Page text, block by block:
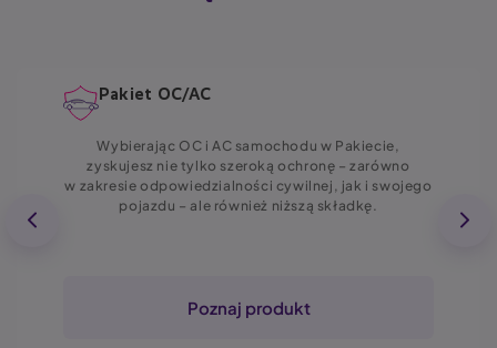
Pakiet OC/AC
Wybierając OC i AC samochodu w Pakiecie,
zyskujesz nie tylko szeroką ochronę – zarówno
w zakresie odpowiedzialności cywilnej, jak i swojego
pojazdu – ale również niższą składkę.
Poznaj produkt